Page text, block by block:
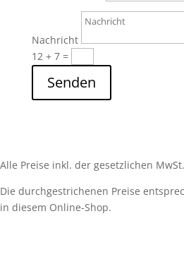
Nachricht
12 + 7=
Senden
Alle Preise inkl. der gesetzlichen MwSt.
Die durchgestrichenen Preise
in diesem Online-Shop.